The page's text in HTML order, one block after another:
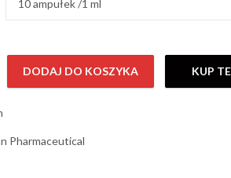
Enanthate Bałkan 1ml inj
DODAJ DO KOSZYKA KUP
Pharmaceutical